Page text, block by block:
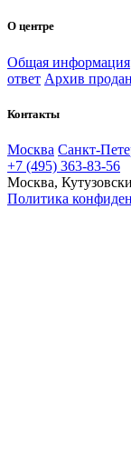
О центре
Общая информация
ответ Архив
Контакты
Москва Санкт-
+7 (495) 363-83-56
Москва,
Политика